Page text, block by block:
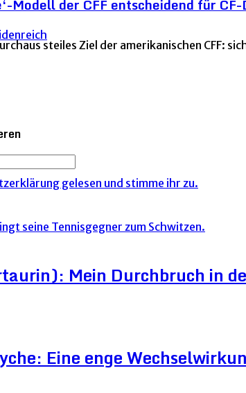
Modell der CFF entscheidend für
steiles Ziel der amerikanischen CFF:
gelesen und stimme ihr zu.
Mein Durchbruch in
Eine enge